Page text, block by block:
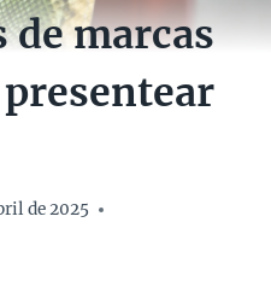
de marcas
de 2025